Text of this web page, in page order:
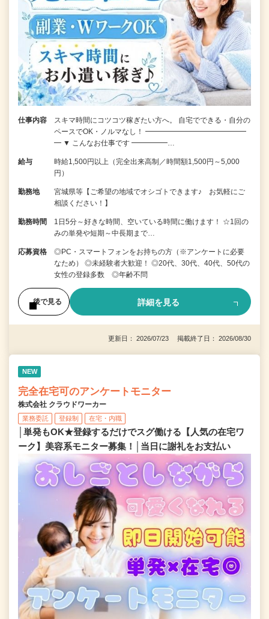
仕事内容
スキマ時間にコツコツ稼ぎたい方へ。 自宅でできる・自分の
ペースでOK・ノルマなし！ ━━━━━━━━━━━━━━
━ ▼ こんなお仕事です ━━━━━…
給与
時給1,500円以上（完全出来高制／時間額1,500円～5,000
円）
勤務地
宮城県等【ご希望の地域でオシゴトできます♪ お気軽にご
相談ください！】
勤務時間
1日5分～好きな時間、空いている時間に働けます！ ☆1回の
みの単発や短期～中長期まで…
応募資格
◎PC・スマートフォンをお持ちの方（※アンケートに必要
なため） ◎未経験者大歓迎！ ◎20代、30代、40代、50代の
女性の登録多数 ◎年齢不問
後で見る 詳細を見る
更新日： 2026/07/23 掲載終了日： 2026/08/30
NEW
完全在宅可のアンケートモニター
株式会社 クラウドワーカー
業務委託 登録制 在宅・内職
│単発もOK★登録するだけでスグ働ける【人気の在宅ワ
ーク】美容系モニター募集！│当日に謝礼をお支払い